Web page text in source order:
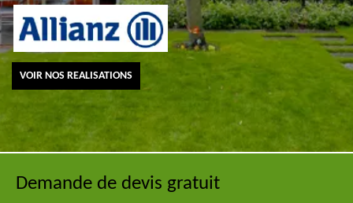
VOIR NOS REALISATIONS
Demande de devis gratuit